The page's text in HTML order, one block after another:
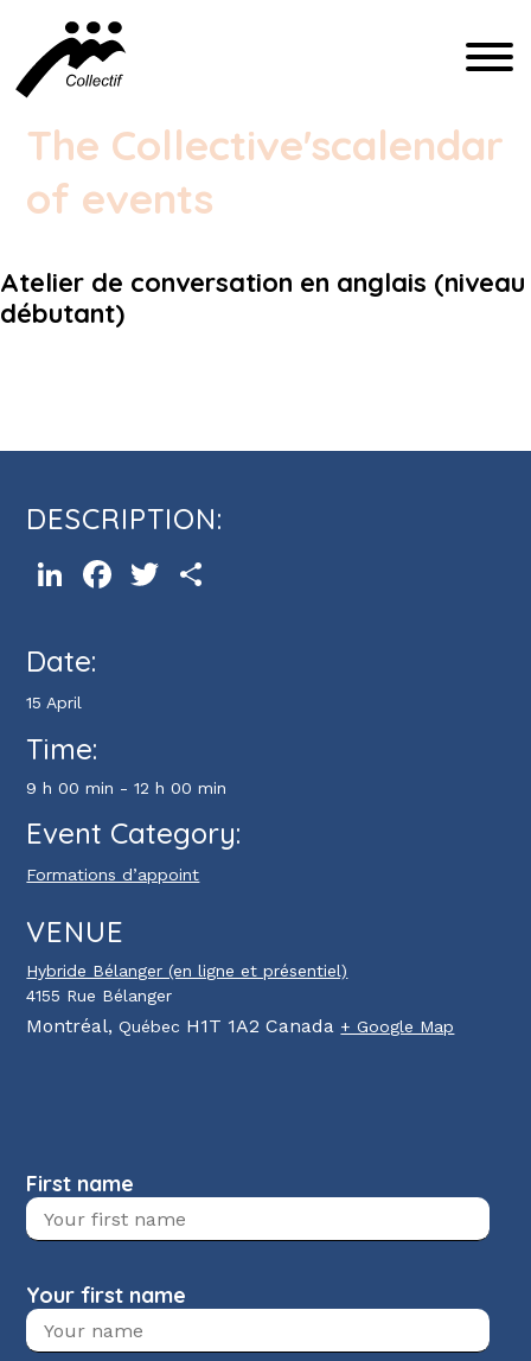
The Collective'scalendar
of events
Atelier de conversation en anglais (niveau
débutant)
DESCRIPTION:
LinkedInFacebookTwitter
Date:
15 April
Time:
9 h 00 min - 12 h 00 min
Event Category:
Formations d’appoint
VENUE
Hybride Bélanger (en ligne et présentiel)
4155 Rue Bélanger
Montréal, Québec H1T 1A2 Canada + Google Map
First name
Your first name